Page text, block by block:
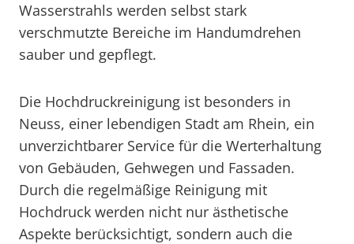
Wasserstrahls werden selbst stark
verschmutzte Bereiche im Handumdrehen
sauber und gepflegt.
Die Hochdruckreinigung ist besonders in
Neuss, einer lebendigen Stadt am Rhein, ein
unverzichtbarer Service für die Werterhaltung
von Gebäuden, Gehwegen und Fassaden.
Durch die regelmäßige Reinigung mit
Hochdruck werden nicht nur ästhetische
Aspekte berücksichtigt, sondern auch die